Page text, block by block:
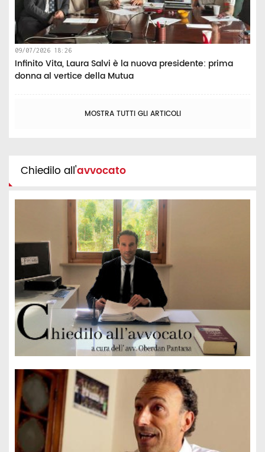
09/07/2026 18:26
Infinito Vita, Laura Salvi è la nuova presidente: prima
donna al vertice della Mutua
MOSTRA TUTTI GLI ARTICOLI
Chiedilo all'avvocato